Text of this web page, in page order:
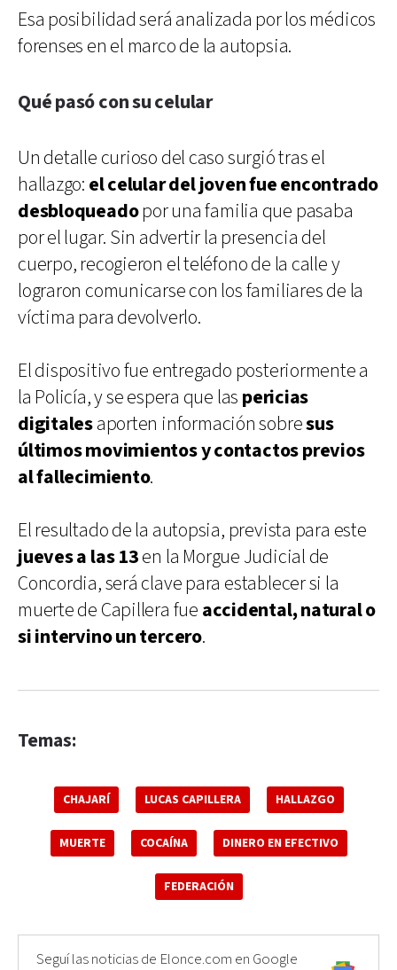
Esa posibilidad será analizada por los médicos
forenses en el marco de la autopsia.
Qué pasó con su celular
Un detalle curioso del caso surgió tras el
hallazgo: el celular del joven fue encontrado
desbloqueadopor una familia que pasaba
por el lugar. Sin advertir la presencia del
cuerpo, recogieron el teléfono de la calle y
lograron comunicarse con los familiares de la
víctima para devolverlo.
El dispositivo fue entregado posteriormente a
la Policía, y se espera que las pericias
digitalesaporten información sobresus
últimos movimientos y contactos previos
al fallecimiento.
El resultado de la autopsia, prevista para este
jueves a las 13en la Morgue Judicial de
Concordia, será clave para establecer si la
muerte de Capillera fue accidental, natural o
si intervino un tercero.
Temas:
CHAJARÍ LUCAS CAPILLERA HALLAZGO
MUERTE COCAÍNA DINERO EN EFECTIVO
FEDERACIÓN
Seguí las noticias de Elonce.com en Google